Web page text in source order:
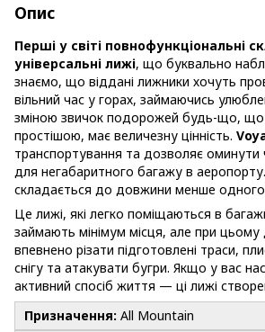
Опис
Перші у світі повнофункціональні
універсальні лижі, що буквально
знаємо, що віддані лижники хочуть
вільний час у горах, займаючись
зміною звичок подорожей будь-що,
простішою, має величезну цінність.
транспортування та дозволяє оминути
для негабаритного багажу в
складається до довжини менше
Це лижі, які легко поміщаються в
займають мінімум місця, але при
впевнено різати підготовлені траси,
снігу та атакувати бугри. Якщо у вас
активний спосіб життя — ці лижі
Призначення: All Mountain